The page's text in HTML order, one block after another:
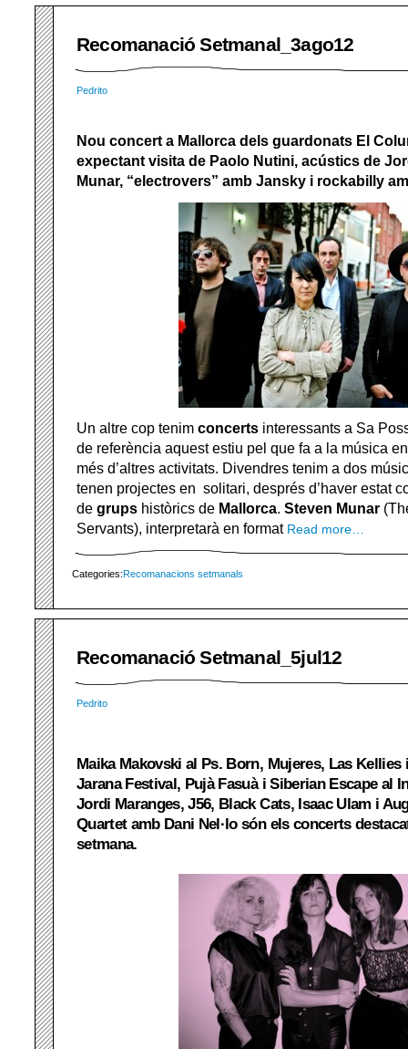
Recomanació Setmanal_3ago12
Pedrito
Nou concert a Mallorca dels guardonats El
expectant visita de Paolo Nutini, acústics de
Munar, “electrovers” amb Jansky i rockabilly
Un altre cop tenim concerts interessants a Sa
de referència aquest estiu pel que fa a la música
més d’altres activitats. Divendres tenim a dos
tenen projectes en solitari, després d’haver estat
de grups històrics de Mallorca. Steven Munar
Servants), interpretarà en format Read more…
Categories: Recomanacions setmanals
Recomanació Setmanal_5jul12
Pedrito
Maika Makovski al Ps. Born, Mujeres, Las Kellies
Jarana Festival, Pujà Fasuà i Siberian Escape al
Jordi Maranges, J56, Black Cats, Isaac Ulam i
Quartet amb Dani Nel·lo són els concerts
setmana.